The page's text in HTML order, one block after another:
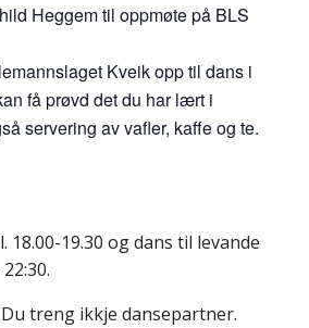
Heggem til oppmøte på BLS
Kveik opp til dans i
få prøvd det du har lært i
servering av vafler, kaffe og te.
18.00-19.30 og dans til levande
treng ikkje dansepartner.